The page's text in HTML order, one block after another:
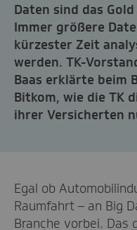
Daten sind das
Immer größere
kürzester Zeit
werden. TK-
Baas erklärte beim
Bitkom, wie die TK
ihrer Versicherten
Egal ob
Raumfahrt – an Big
Branche vorbei. Das